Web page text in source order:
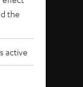
the
active